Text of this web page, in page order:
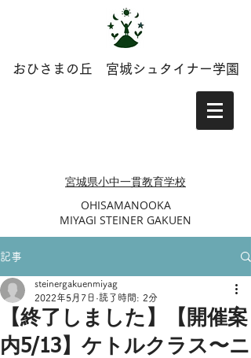
おひさまの丘 宮城シュタイナー学園
​​宮城県小中一貫教育学校
​OHISAMANOOKA
MIYAGI STEINER GAKUEN
記事
【終了しました】【開催案
内5/13】ケトルクラス〜ニ
steinergakuenmiyag
2022年5月7日 読了時間: 2分